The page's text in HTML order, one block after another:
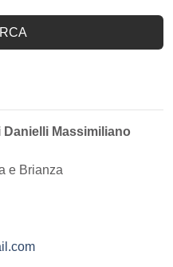
Massimiliano
e Brianza